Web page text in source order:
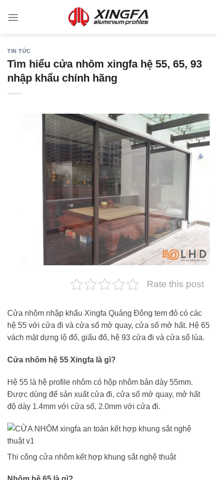
TIN TỨC
Tìm hiểu cửa nhôm xingfa hệ 55, 65, 93
nhập khẩu chính hãng
Rate this post
Cửa nhôm nhập khẩu Xingfa Quảng Đông tem đỏ có các
hệ 55 với cửa đi và cửa sổ mở quay, cửa sổ mở hất. Hệ 65
vách mặt dựng lộ đố, giấu đố, hệ 93 cửa đi và cửa sổ lùa.
Cửa nhôm hệ 55 Xingfa là gì?
Hệ 55 là hệ profile nhôm có hộp nhôm bản dày 55mm.
Được dùng để sản xuất cửa đi, cửa sổ mở quay, mở hất
độ dày 1.4mm với cửa sổ, 2.0mm với cửa đi.
Thi công cửa nhôm kết hợp khung sắt nghệ thuật